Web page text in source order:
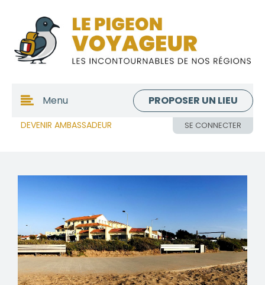
DEVENIR AMBASSADEUR SE CONNECTER
Menu PROPOSER UN LIEU